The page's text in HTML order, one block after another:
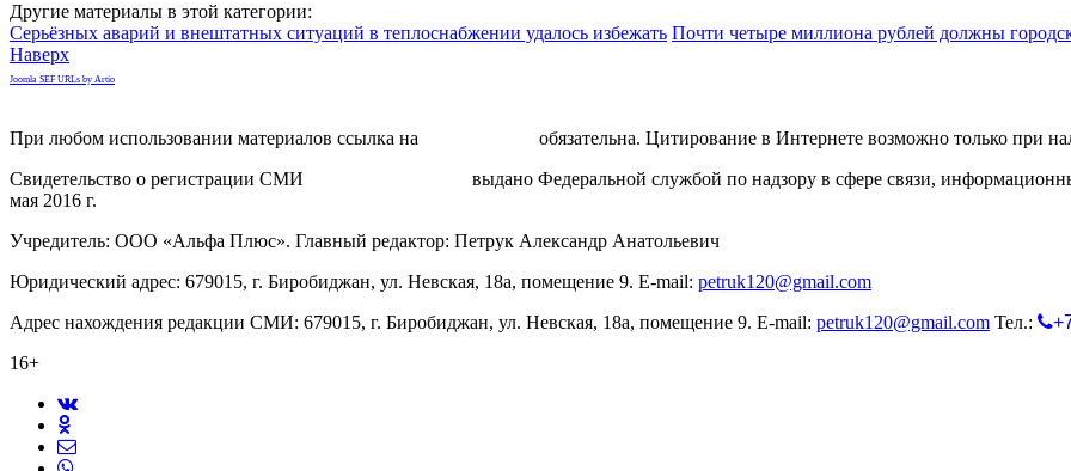
Другие материалы в этой категории:
Серьёзных аварий и внештатных ситуаций в теплоснабжении удалось избежать Почти четыре миллиона рублей должны
Наверх
Joomla SEF URLs by Artio
При любом использовании материалов ссылка на
обязательна. Цитирование в Интернете возможно только при
Свидетельство о регистрации СМИ
выдано Федеральной службой по надзору в сфере связи,
мая 2016 г.
Учредитель: ООО «Альфа Плюс». Главный редактор: Петрук Александр Анатольевич
Юридический адрес: 679015, г. Биробиджан, ул. Невская, 18а, помещение 9. E-mail: petruk120@gmail.com
Адрес нахождения редакции СМИ: 679015, г. Биробиджан, ул. Невская, 18а, помещение 9. E-mail: petruk120@gmail.com Тел.:
16+